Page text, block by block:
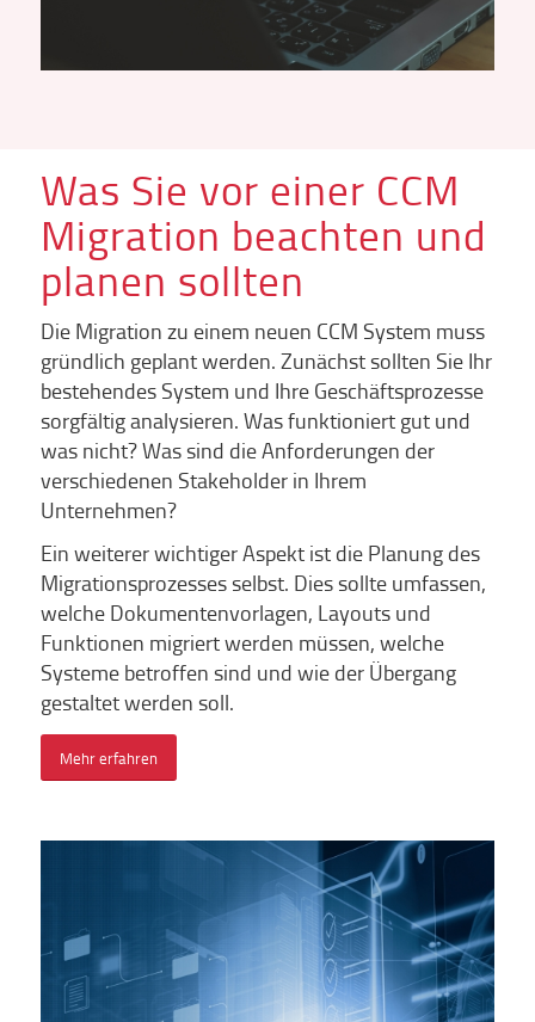
Was Sie vor einer CCM
Migration beachten und
planen sollten
Die Migration zu einem neuen CCM System muss
gründlich geplant werden. Zunächst sollten Sie Ihr
bestehendes System und Ihre Geschäftsprozesse
sorgfältig analysieren. Was funktioniert gut und
was nicht? Was sind die Anforderungen der
verschiedenen Stakeholder in Ihrem
Unternehmen?
Ein weiterer wichtiger Aspekt ist die Planung des
Migrationsprozesses selbst. Dies sollte umfassen,
welche Dokumentenvorlagen, Layouts und
Funktionen migriert werden müssen, welche
Systeme betroffen sind und wie der Übergang
gestaltet werden soll.
Mehr erfahren